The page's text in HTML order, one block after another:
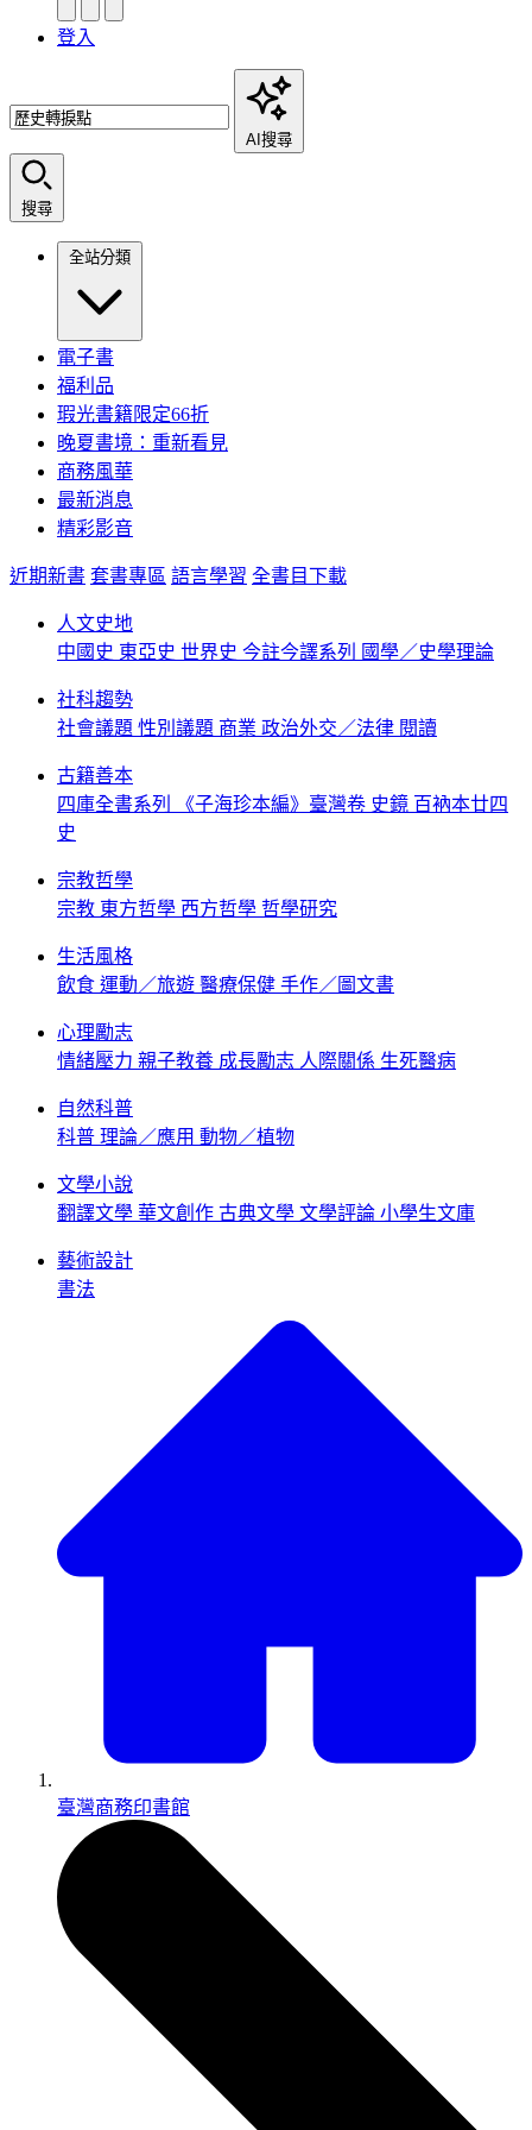
登入
AI搜尋
搜尋
全站分類
電子書
福利品
瑕光書籍限定66折
晚夏書境：重新看見
商務風華
最新消息
精彩影音
近期新書 套書專區 語言學習 全書目下載
人文史地
中國史 東亞史 世界史 今註今譯系列 國學／史學理論
社科趨勢
社會議題 性別議題 商業 政治外交／法律 閱讀
古籍善本
四庫全書系列
《子海珍本編》臺灣卷 史鏡 百衲本廿四
史
宗教哲學
宗教 東方哲學 西方哲學 哲學研究
生活風格
飲食 運動／旅遊 醫療保健 手作／圖文書
心理勵志
情緒壓力 親子教養 成長勵志 人際關係 生死醫病
自然科普
科普 理論／應用 動物／植物
文學小說
翻譯文學 華文創作 古典文學 文學評論 小學生文庫
藝術設計
書法
臺灣商務印書館